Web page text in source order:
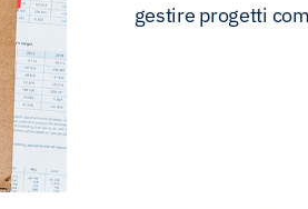
gestire progetti